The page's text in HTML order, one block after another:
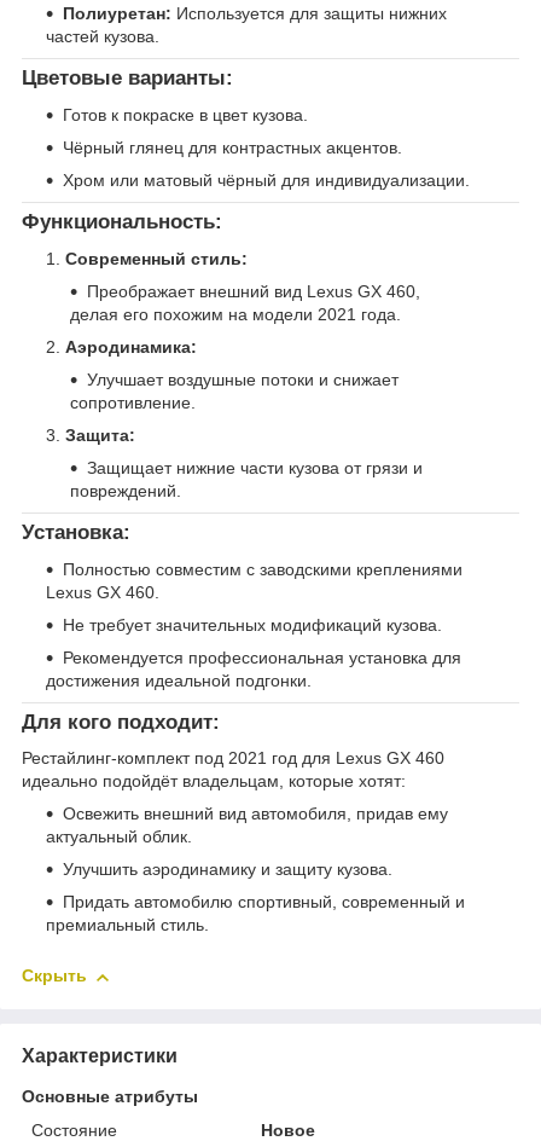
Полиуретан: Используется для защиты нижних
частей кузова.
Цветовые варианты:
Готов к покраске в цвет кузова.
Чёрный глянец для контрастных акцентов.
Хром или матовый чёрный для индивидуализации.
Функциональность:
Современный стиль:
Преображает внешний вид Lexus GX 460,
делая его похожим на модели 2021 года.
Аэродинамика:
Улучшает воздушные потоки и снижает
сопротивление.
Защита:
Защищает нижние части кузова от грязи и
повреждений.
Установка:
Полностью совместим с заводскими креплениями
Lexus GX 460.
Не требует значительных модификаций кузова.
Рекомендуется профессиональная установка для
достижения идеальной подгонки.
Для кого подходит:
Рестайлинг-комплект под 2021 год для Lexus GX 460
идеально подойдёт владельцам, которые хотят:
Освежить внешний вид автомобиля, придав ему
актуальный облик.
Улучшить аэродинамику и защиту кузова.
Придать автомобилю спортивный, современный и
премиальный стиль.
Скрыть
Характеристики
Основные атрибуты
Состояние
Новое